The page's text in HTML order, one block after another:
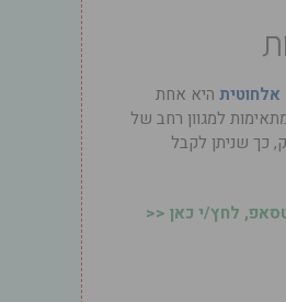
היא אחת
למגוון רחב של
כך שניתן לקבל
לחץ/י כאן <<